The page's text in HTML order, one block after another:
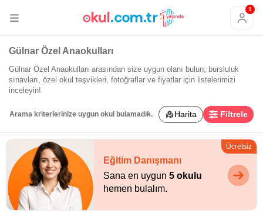
1
Gülnar Özel Anaokulları
Gülnar Özel Anaokulları arasından size uygun olanı bulun; bursluluk
sınavları, özel okul teşvikleri, fotoğraflar ve fiyatlar için listelerimizi
inceleyin!
Arama kriterlerinize uygun okul bulamadık. Harita Filtrele
Ücretsiz
Eğitim Danışmanı
Sana en uygun5 okulu
hemen bulalım.